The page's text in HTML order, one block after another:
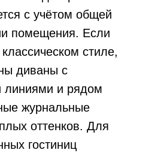
с учётом общей
помещения. Если
стиле,
диваны с
и рядом
журнальные
оттенков. Для
гостиниц